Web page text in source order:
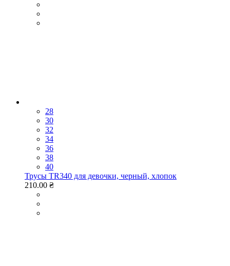
28
30
32
34
36
38
40
Трусы TR340 для девочки, черный, хлопок
210.00 ₴